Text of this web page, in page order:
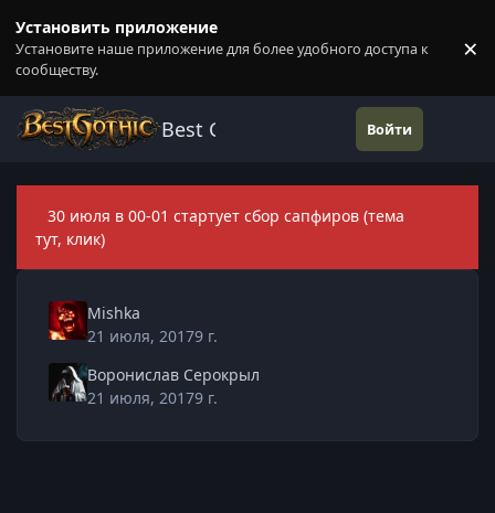
Установить приложение
Установите наше приложение для более удобного доступа к
сообществу.
×
Best Gothic Forums Войти
30 июля в 00-01 стартует сбор сапфиров (тема
тут, клик)
Mishka
21 июля, 20179 г.
Воронислав Серокрыл
21 июля, 20179 г.